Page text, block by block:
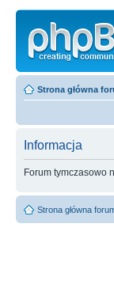
Strona główna
Informacja
Forum tymczasowo
Strona główna